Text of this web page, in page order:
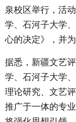
泉校区举行，活
学、石河子大学
心的决定》，并
据悉，新疆文艺
学、石河子大学
理论研究、文艺
推广于一体的专